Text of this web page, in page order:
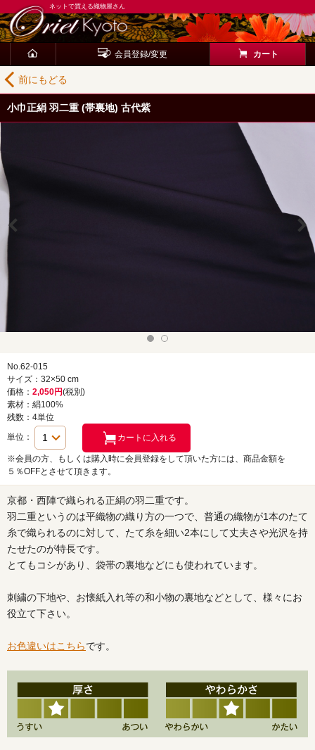
ネットで買える織物屋さん
会員登録/変更 カート
前にもどる
小巾正絹 羽二重 (帯裏地) 古代紫
No.62-015
サイズ：32×50 cm
価格： 2,050円(税別)
素材：絹100%
残数：4単位
単位：
※会員の方、もしくは購入時に会員登録をして頂いた方には、商品金額を
５％OFFとさせて頂きます。
京都・西陣で織られる正絹の羽二重です。
羽二重というのは平織物の織り方の一つで、普通の織物が1本のたて
糸で織られるのに対して、たて糸を細い2本にして丈夫さや光沢を持
たせたのが特長です。
とてもコシがあり、袋帯の裏地などにも使われています。
刺繍の下地や、お懐紙入れ等の和小物の裏地などとして、様々にお
役立て下さい。
お色違いはこちらです。